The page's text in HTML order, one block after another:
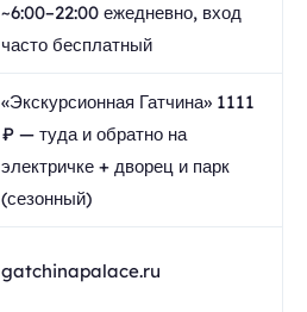
~6:00–22:00 ежедневно, вход
часто бесплатный
«Экскурсионная Гатчина» 1111
₽ — туда и обратно на
электричке + дворец и парк
(сезонный)
gatchinapalace.ru